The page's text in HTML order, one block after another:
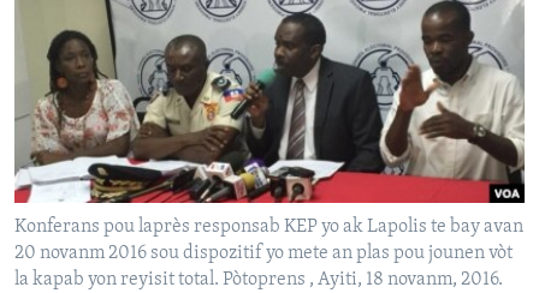
Languages
Konferans pou laprès responsab KEP yo ak Lapolis te bay avan
20 novanm 2016 sou dispozitif yo mete an plas pou jounen vòt
la kapab yon reyisit total. Pòtoprens , Ayiti, 18 novanm, 2016.